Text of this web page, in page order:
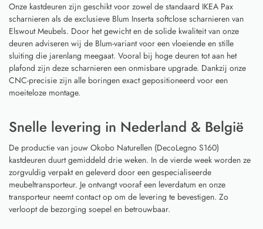
Onze kastdeuren zijn geschikt voor zowel de standaard IKEA Pax
scharnieren als de exclusieve Blum Inserta softclose scharnieren van
Elswout Meubels. Door het gewicht en de solide kwaliteit van onze
deuren adviseren wij de Blum-variant voor een vloeiende en stille
sluiting die jarenlang meegaat. Vooral bij hoge deuren tot aan het
plafond zijn deze scharnieren een onmisbare upgrade. Dankzij onze
CNC-precisie zijn alle boringen exact gepositioneerd voor een
moeiteloze montage.
Snelle levering in Nederland & België
De productie van jouw Okobo Naturellen (DecoLegno S160)
kastdeuren duurt gemiddeld drie weken. In de vierde week worden ze
zorgvuldig verpakt en geleverd door een gespecialiseerde
meubeltransporteur. Je ontvangt vooraf een leverdatum en onze
transporteur neemt contact op om de levering te bevestigen. Zo
verloopt de bezorging soepel en betrouwbaar.